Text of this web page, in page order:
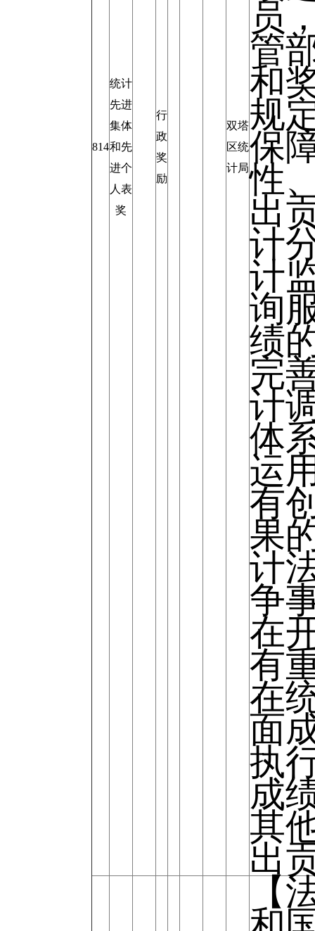
814
统计
先进
集体
和先
进个
人表
奖
行
政
奖
励
双塔
区统
计局
员
管
和
规
保
性
出
计
计
询
绩
完
计
体
运
有
果
计
争
在
有
在
面
执
成
其
出
【